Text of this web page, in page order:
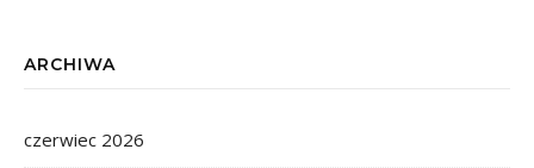
ARCHIWA
czerwiec 2026